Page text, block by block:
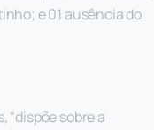
e 01 ausência do
“dispõe sobre a